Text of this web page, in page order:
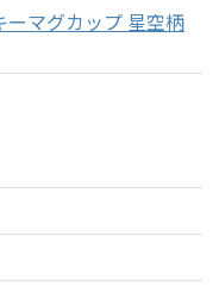
ーマグカップ 星空柄